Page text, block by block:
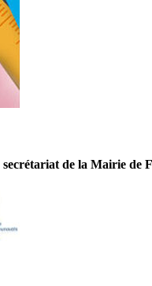
secrétariat de la Mairie de